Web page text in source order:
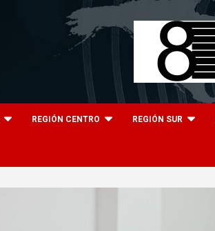
REGIÓN CENTRO REGIÓN SUR